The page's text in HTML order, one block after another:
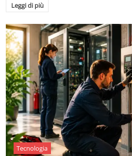
Leggi di più
Tecnologia